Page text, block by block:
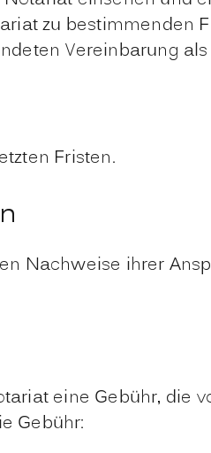
zu bestimmenden
Vereinbarung
Fristen.
Nachweise ihrer
eine Gebühr, die
Gebühr: